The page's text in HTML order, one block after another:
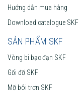
Hướng dẫn mua hàng
Download catalogue SKF
SẢN PHẨM SKF
Vòng bi bạc đạn SKF
Gối đỡ SKF
Mỡ bôi trơn SKF